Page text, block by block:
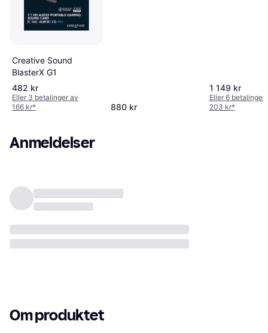
Creative Sound
BlasterX G1
482 kr
Eller 3 betalinger av
166 kr* 880 kr
1 149 kr
Eller 6 betalinger
203 kr*
Anmeldelser
Om produktet